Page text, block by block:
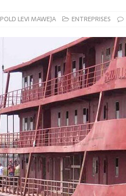
POLD LEVI MAWEJA ENTREPRISES